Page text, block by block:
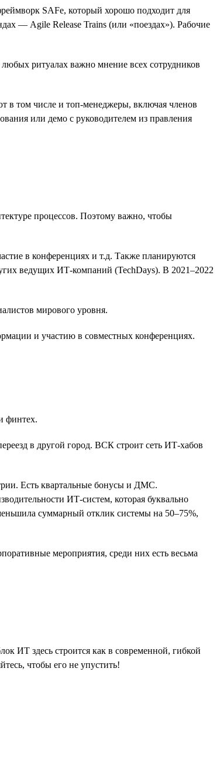
SAFe, который хорошо подходит для
— Agile Release Trains (или «поездах»). Рабочие
ритуалах важно мнение всех сотрудников
в том числе и топ-менеджеры, включая членов
или демо с руководителем из правления
процессов. Поэтому важно, чтобы
в конференциях и т.д. Также планируются
ведущих ИТ-компаний (TechDays). В 2021–2022
мирового уровня.
и участию в совместных конференциях.
финтех.
в другой город. ВСК строит сеть ИТ-хабов
Есть квартальные бонусы и ДМС.
ИТ-систем, которая буквально
суммарный отклик системы на 50–75%,
мероприятия, среди них есть весьма
ИТ здесь строится как в современной, гибкой
чтобы его не упустить!